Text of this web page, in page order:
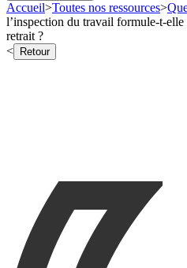
Accueil>Toutes nos ressources>
l’inspection du travail formule-t-
retrait ?
<
Retour